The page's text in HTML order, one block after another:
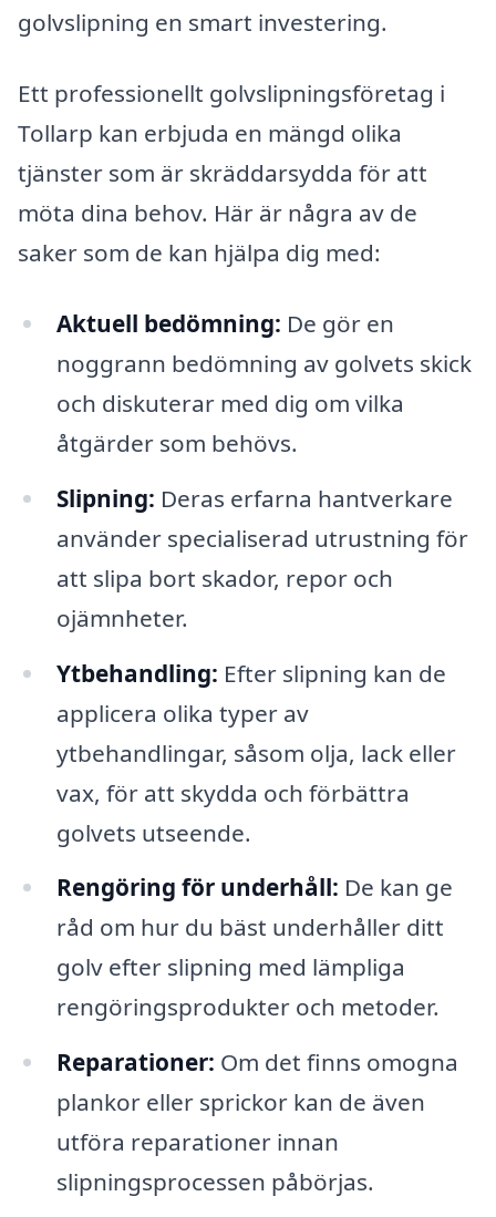
golvslipning en smart investering.
Ett professionellt golvslipningsföretag i
Tollarp kan erbjuda en mängd olika
tjänster som är skräddarsydda för att
möta dina behov. Här är några av de
saker som de kan hjälpa dig med:
Aktuell bedömning: De gör en
noggrann bedömning av golvets skick
och diskuterar med dig om vilka
åtgärder som behövs.
Slipning: Deras erfarna hantverkare
använder specialiserad utrustning för
att slipa bort skador, repor och
ojämnheter.
Ytbehandling: Efter slipning kan de
applicera olika typer av
ytbehandlingar, såsom olja, lack eller
vax, för att skydda och förbättra
golvets utseende.
Rengöring för underhåll: De kan ge
råd om hur du bäst underhåller ditt
golv efter slipning med lämpliga
rengöringsprodukter och metoder.
Reparationer: Om det finns omogna
plankor eller sprickor kan de även
utföra reparationer innan
slipningsprocessen påbörjas.